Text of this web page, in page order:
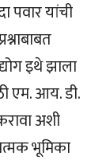
पवार यांची
इथे झाला
एम. आय. डी.
अशी
भूमिका